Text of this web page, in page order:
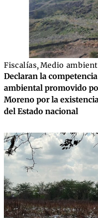
Fiscalías,Medio
Declaran la
ambiental promovido
Moreno por la
del Estado nacional